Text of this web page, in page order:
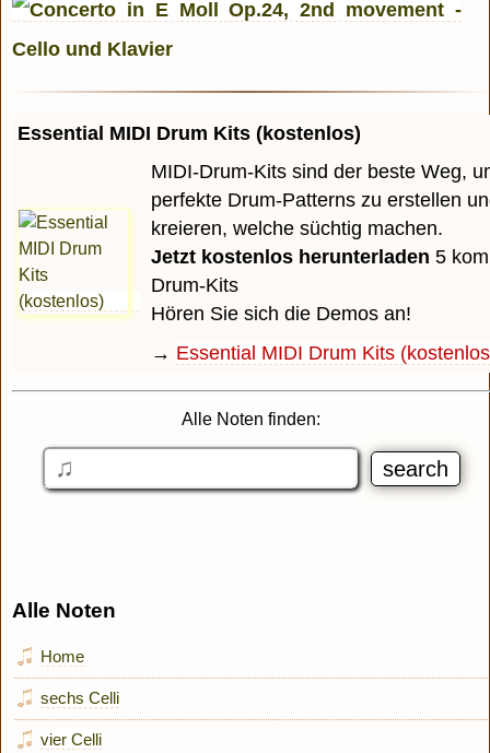
Essential MIDI Drum Kits (kostenlos)
MIDI-Drum-Kits sind der beste Weg,
perfekte Drum-Patterns zu erstellen
kreieren, welche süchtig machen.
Jetzt kostenlos herunterladen 5
Drum-Kits
Hören Sie sich die Demos an!
→ Essential MIDI Drum Kits
Alle Noten finden:
Alle Noten
Home
sechs Celli
vier Celli